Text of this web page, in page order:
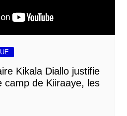
Kikala Diallo justifie
camp de Kiiraaye, les